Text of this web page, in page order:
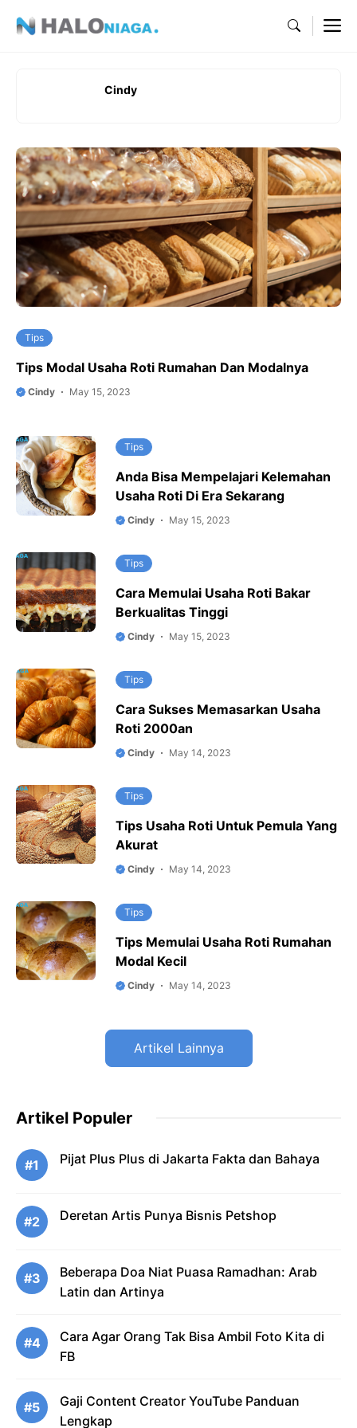
Cindy
Tips
Tips Modal Usaha Roti Rumahan Dan Modalnya
Cindy May 15, 2023
Tips
Anda Bisa Mempelajari Kelemahan
Usaha Roti Di Era Sekarang
Cindy May 15, 2023
Tips
Cara Memulai Usaha Roti Bakar
Berkualitas Tinggi
Cindy May 15, 2023
Tips
Cara Sukses Memasarkan Usaha
Roti 2000an
Cindy May 14, 2023
Tips
Tips Usaha Roti Untuk Pemula Yang
Akurat
Cindy May 14, 2023
Tips
Tips Memulai Usaha Roti Rumahan
Modal Kecil
Cindy May 14, 2023
Artikel Lainnya
Artikel Populer
#1 Pijat Plus Plus di Jakarta Fakta dan Bahaya
#2 Deretan Artis Punya Bisnis Petshop
#3
Beberapa Doa Niat Puasa Ramadhan: Arab
Latin dan Artinya
#4
Cara Agar Orang Tak Bisa Ambil Foto Kita di
FB
#5
Gaji Content Creator YouTube Panduan
Lengkap